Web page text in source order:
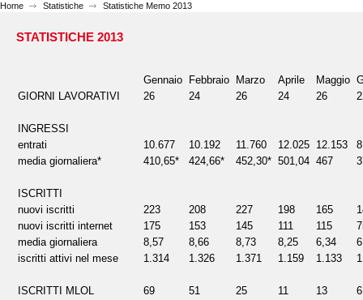
Home Statistiche Statistiche Memo 2013
STATISTICHE 2013
Gennaio Febbraio Marzo Aprile Maggio
GIORNI LAVORATIVI
26 24 26 24 26
INGRESSI
entrati
10.677 10.192 11.760 12.025 12.153
media giornaliera*
410,65* 424,66* 452,30* 501,04 467
ISCRITTI
nuovi iscritti
223 208 227 198 165
nuovi iscritti internet
175 153 145 111 115
media giornaliera
8,57 8,66 8,73 8,25 6,34
iscritti attivi nel mese
1.314 1.326 1.371 1.159 1.133
ISCRITTI MLOL 69 51 25 11 13 6